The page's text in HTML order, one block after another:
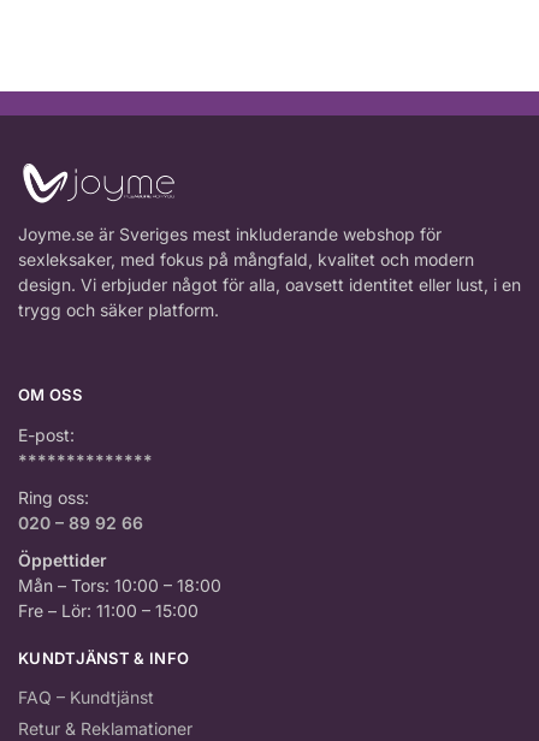
Joyme.se är Sveriges mest inkluderande webshop för
sexleksaker, med fokus på mångfald, kvalitet och modern
design. Vi erbjuder något för alla, oavsett identitet eller lust, i en
trygg och säker platform.
OM OSS
E-post:
**************
Ring oss:
020 – 89 92 66
Öppettider
Mån – Tors: 10:00 – 18:00
Fre – Lör: 11:00 – 15:00
KUNDTJÄNST & INFO
FAQ – Kundtjänst
Retur & Reklamationer